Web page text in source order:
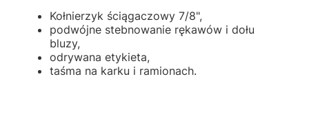
Kołnierzyk ściągaczowy 7/8",
podwójne stebnowanie rękawów i dołu
bluzy,
odrywana etykieta,
taśma na karku i ramionach.